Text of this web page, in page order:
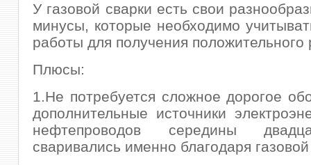
У газовой сварки есть свои
минусы, которые необходимо
работы для получения положительного
Плюсы:
1.Не потребуется сложное дорогое
дополнительные источники
нефтепроводов середины
сваривались именно благодаря